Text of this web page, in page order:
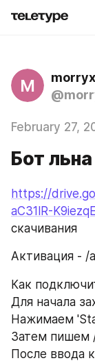
M
February 27,
Бот
https://
aC31lR-
скачивания
Активация - /
Как
Для начала
Нажимаем
Затем пишем
После ввода